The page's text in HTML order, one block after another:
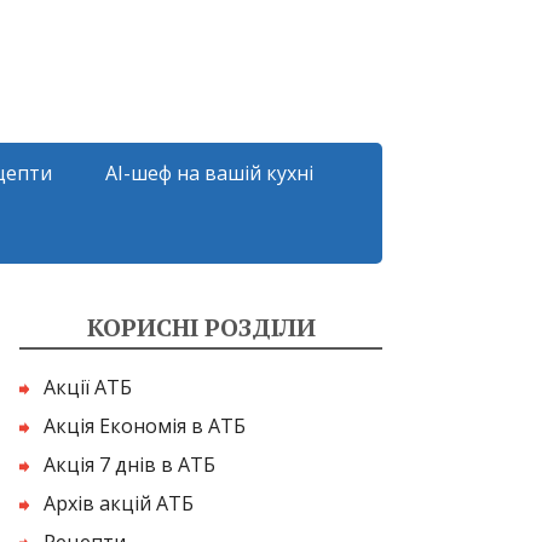
AI-шеф на вашій кухні
КОРИСНІ РОЗДІЛИ
Акції АТБ
Акція Економія в АТБ
Акція 7 днів в АТБ
Архів акцій АТБ